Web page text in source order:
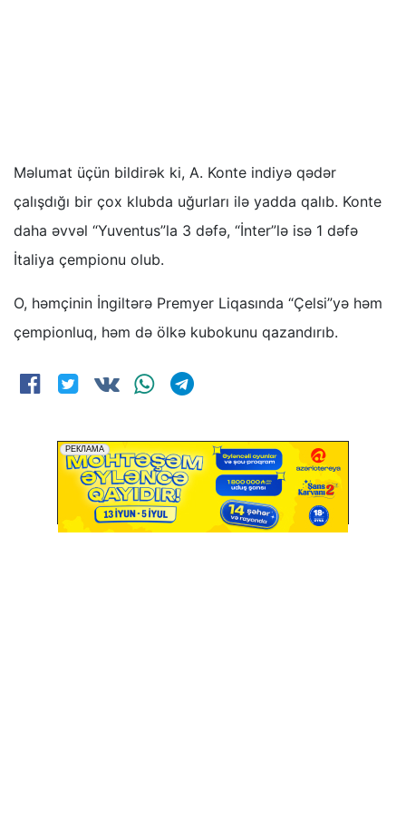
Məlumat üçün bildirək ki, A. Konte indiyə qədər
çalışdığı bir çox klubda uğurları ilə yadda qalıb. Konte
daha əvvəl “Yuventus”la 3 dəfə, “İnter”lə isə 1 dəfə
İtaliya çempionu olub.
O, həmçinin İngiltərə Premyer Liqasında “Çelsi”yə həm
çempionluq, həm də ölkə kubokunu qazandırıb.